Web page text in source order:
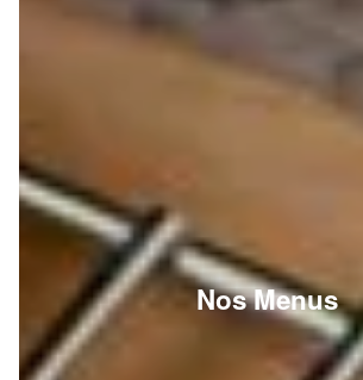
Nos Menus